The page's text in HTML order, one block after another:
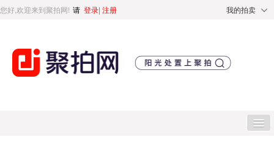
您好,欢迎来到聚拍网! 请 登录| 注册 我的拍卖